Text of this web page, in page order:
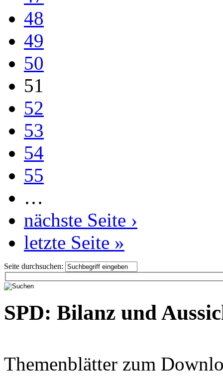
48
49
50
51
52
53
54
55
…
nächste Seite ›
letzte Seite »
Seite durchsuchen:
SPD: Bilanz und
Themenblätter zum